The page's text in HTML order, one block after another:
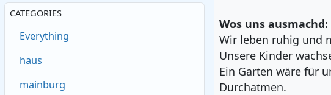
CATEGORIES
Everything
haus
mainburg
Wos uns ausmachd:
Wir leben ruhig und
Unsere Kinder
Ein Garten wäre für
Durchatmen.